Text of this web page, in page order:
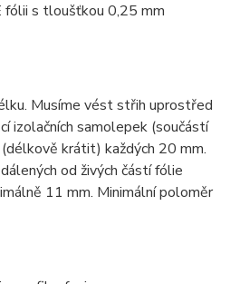
fólii s tloušťkou 0,25 mm
Musíme vést střih uprostřed
izolačních samolepek (součástí
krátit) každých 20 mm.
od živých částí fólie
11 mm. Minimální poloměr